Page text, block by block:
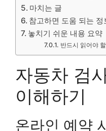
마치는 글
참고하면 도움 되는 정
놓치기 쉬운 내용 요약
반드시 읽어야
자동차 검
이해하기
온라인 예약